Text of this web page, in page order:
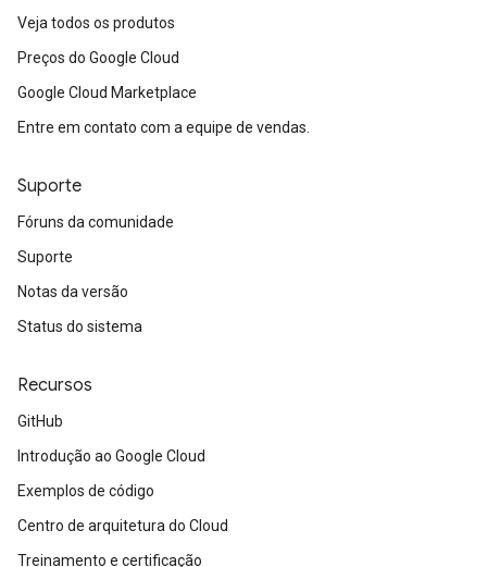
Veja todos os produtos
Preços do Google Cloud
Google Cloud Marketplace
Entre em contato com a equipe de vendas.
Suporte
Fóruns da comunidade
Suporte
Notas da versão
Status do sistema
Recursos
GitHub
Introdução ao Google Cloud
Exemplos de código
Centro de arquitetura do Cloud
Treinamento e certificação